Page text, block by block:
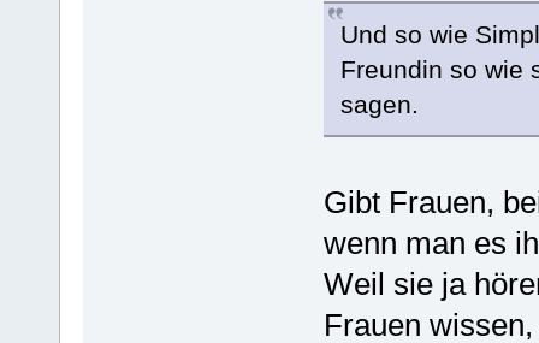
Und so wie
Freundin so wie
sagen.
Gibt Frauen,
wenn man es
Weil sie ja
Frauen